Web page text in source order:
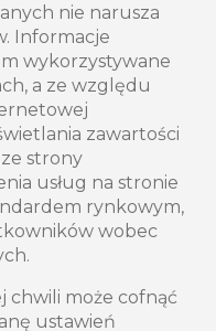
nie narusza
Informacje
wykorzystywane
a ze względu
zawartości
strony
usług na stronie
rynkowym,
wobec
chwili może cofnąć
ustawień